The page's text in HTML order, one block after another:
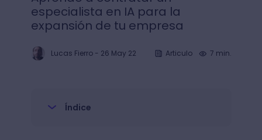
especialista en IA para la
expansión de tu empresa
Lucas Fierro- 26 May 22 Articulo 7 min.
Índice